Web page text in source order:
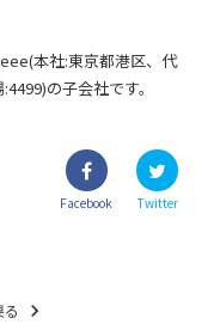
本社:東京都港区、代
の子会社です。
Facebook Twitter
chevron_right